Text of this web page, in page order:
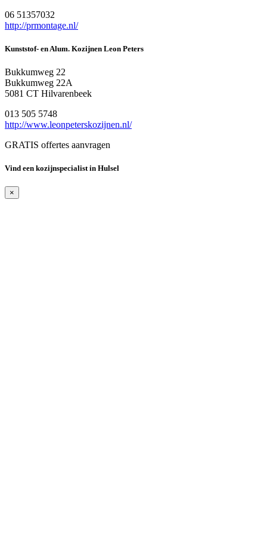
06 51357032
http://prmontage.nl/
Kunststof- en Alum. Kozijnen Leon Peters
Bukkumweg 22
Bukkumweg 22A
5081 CT Hilvarenbeek
013 505 5748
http://www.leonpeterskozijnen.nl/
GRATIS offertes aanvragen
Vind een kozijnspecialist in Hulsel
×